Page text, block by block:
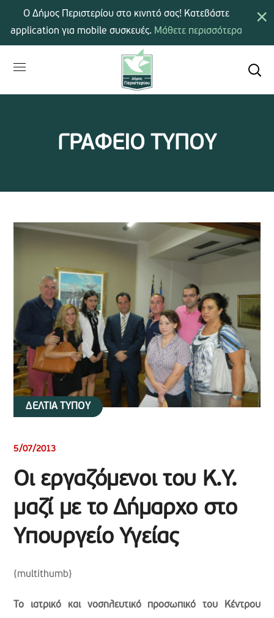
ΓΡΑΦΕΙΟ ΤΥΠΟΥ
ΔΕΛΤΙΑ ΤΥΠΟΥ
5/07/2013
Οι εργαζόμενοι του Κ.Υ.
μαζί με το Δήμαρχο στο
Υπουργείο Υγείας
{multithumb}
Το ιατρικό και νοσηλευτικό προσωπικό του Κέντρου
×
Ο Δήμος Περιστερίου στο κινητό σας! Κατεβάστε
application για mobile συσκευές. Μάθετε περισσότερα